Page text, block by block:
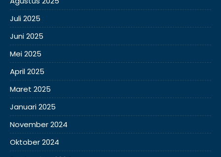
Juli 2025
Juni 2025
Mei 2025
April 2025
Maret 2025
Januari 2025
November 2024
Oktober 2024